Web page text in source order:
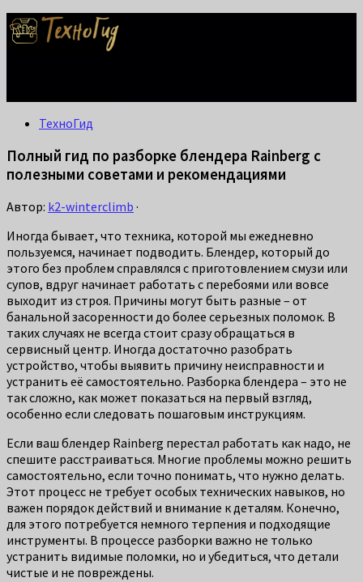
ТехноГид
Полный гид по разборке блендера Rainberg с
полезными советами и рекомендациями
Автор: k2-winterclimb ·
Иногда бывает, что техника, которой мы ежедневно
пользуемся, начинает подводить. Блендер, который до
этого без проблем справлялся с приготовлением смузи или
супов, вдруг начинает работать с перебоями или вовсе
выходит из строя. Причины могут быть разные – от
банальной засоренности до более серьезных поломок. В
таких случаях не всегда стоит сразу обращаться в
сервисный центр. Иногда достаточно разобрать
устройство, чтобы выявить причину неисправности и
устранить её самостоятельно. Разборка блендера – это не
так сложно, как может показаться на первый взгляд,
особенно если следовать пошаговым инструкциям.
Если ваш блендер Rainberg перестал работать как надо, не
спешите расстраиваться. Многие проблемы можно решить
самостоятельно, если точно понимать, что нужно делать.
Этот процесс не требует особых технических навыков, но
важен порядок действий и внимание к деталям. Конечно,
для этого потребуется немного терпения и подходящие
инструменты. В процессе разборки важно не только
устранить видимые поломки, но и убедиться, что детали
чистые и не повреждены.